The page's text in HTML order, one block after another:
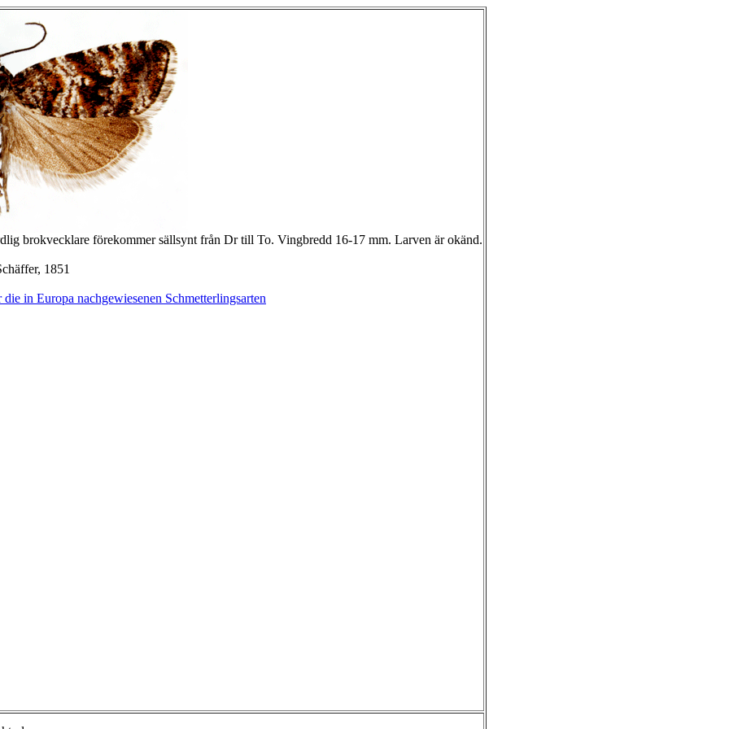
brokvecklare förekommer sällsynt från Dr till To. Vingbredd 16-17 mm. Larven är okänd.
1851
in Europa nachgewiesenen Schmetterlingsarten